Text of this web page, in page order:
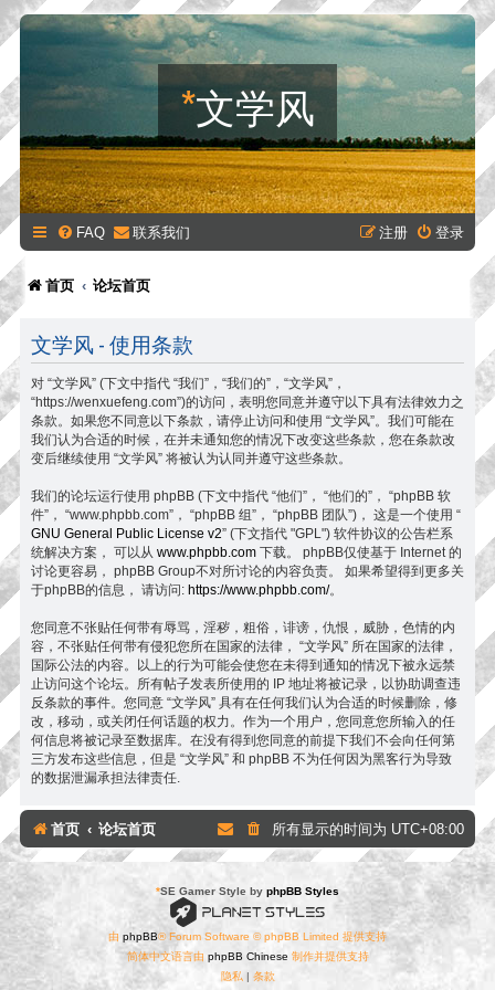
*文学风
FAQ 联系我们 登录
注册
首页 论坛首页
文学风 - 使用条款
对 “文学风” (下文中指代 “我们”，“我们的”，“文学风”，
“https://wenxuefeng.com”)的访问，表明您同意并遵守以下具有法律效力之
条款。如果您不同意以下条款，请停止访问和使用 “文学风”。我们可能在
我们认为合适的时候，在并未通知您的情况下改变这些条款，您在条款改
变后继续使用 “文学风” 将被认为认同并遵守这些条款。
我们的论坛运行使用 phpBB (下文中指代 “他们”， “他们的”， “phpBB 软
件”， “www.phpbb.com”， “phpBB 组”， “phpBB 团队”)， 这是一个使用 “
GNU General Public License v2” (下文指代 "GPL") 软件协议的公告栏系
统解决方案， 可以从 www.phpbb.com 下载。 phpBB仅使基于 Internet 的
讨论更容易， phpBB Group不对所讨论的内容负责。 如果希望得到更多关
于phpBB的信息， 请访问: https://www.phpbb.com/。
您同意不张贴任何带有辱骂，淫秽，粗俗，诽谤，仇恨，威胁，色情的内
容，不张贴任何带有侵犯您所在国家的法律， “文学风” 所在国家的法律，
国际公法的内容。以上的行为可能会使您在未得到通知的情况下被永远禁
止访问这个论坛。所有帖子发表所使用的 IP 地址将被记录，以协助调查违
反条款的事件。您同意 “文学风” 具有在任何我们认为合适的时候删除，修
改，移动，或关闭任何话题的权力。作为一个用户，您同意您所输入的任
何信息将被记录至数据库。在没有得到您同意的前提下我们不会向任何第
三方发布这些信息，但是 “文学风” 和 phpBB 不为任何因为黑客行为导致
的数据泄漏承担法律责任.
首页 论坛首页 所有显示的时间为 UTC+08:00
*SE Gamer Style by phpBB Styles
由 phpBB® Forum Software © phpBB Limited 提供支持
简体中文语言由 phpBB Chinese 制作并提供支持
隐私 | 条款